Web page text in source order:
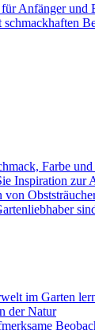
Anfänger und
Farbe
Inspiration zur
von
im Garten
der Natur